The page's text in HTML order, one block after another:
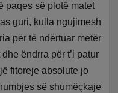
paqes së plotë matet
guri, kulla ngujimesh
për të ndërtuar metër
ëndrra për t’i patur
fitoreje absolute jo
së shumëçkaje